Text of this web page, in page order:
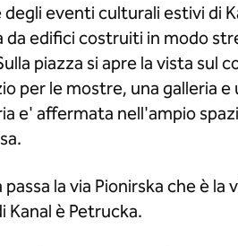
eventi culturali estivi di
edifici costruiti in modo
piazza si apre la vista sul
per le mostre, una galleria
e' affermata nell'ampio
la via Pionirska che è
Kanal è Petrucka.